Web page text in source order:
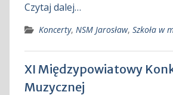
Czytaj dalej…
Koncerty, NSM Jarosław, Szkoła w
XI Międzypowiatowy
Muzycznej